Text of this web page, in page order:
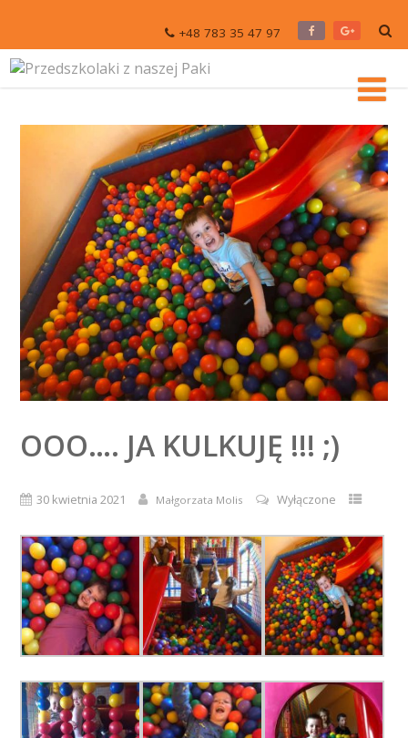
+48 783 35 47 97
OOO…. JA KULKUJĘ !!! ;)
30 kwietnia 2021 Małgorzata Molis Wyłączone